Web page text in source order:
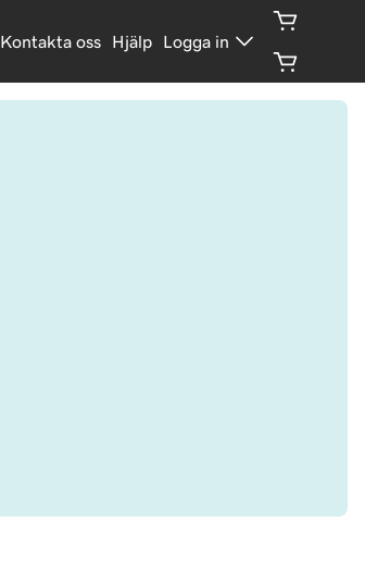
Kontakta oss Hjälp Logga in